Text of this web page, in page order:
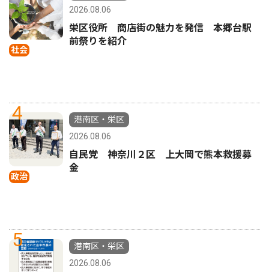
社会
2026.08.06
栄区役所 商店街の魅力を発信 本郷台駅
前祭りを紹介
4
政治
港南区・栄区
2026.08.06
自民党 神奈川２区 上大岡で熊本救援募
金
5
港南区・栄区
2026.08.06